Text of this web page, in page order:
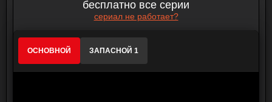
бесплатно все серии
сериал не работает?
ОСНОВНОЙ ЗАПАСНОЙ 1